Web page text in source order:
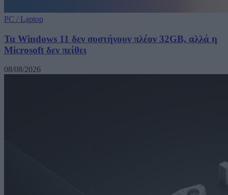
PC / Laptop
Τα Windows 11 δεν συστήνουν πλέον 32GB, αλλά η
Microsoft δεν πείθει
08/08/2026